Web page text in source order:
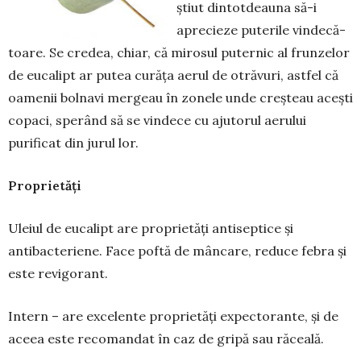
știut din­tot­deauna să-i
aprecieze puterile vin­decă­
toare. Se cre­dea, chiar, că mirosul pu­ternic al frun­zelor
de eucalipt ar putea curăța aerul de otră­vuri, astfel că
oame­nii bolnavi mer­geau în zonele unde creș­teau acești
copaci, spe­rând să se vin­dece cu ajutorul ae­rului
purificat din jurul lor.
Proprietăți
Uleiul de eucalipt are proprietăți antiseptice și
antibacteriene. Face pof­tă de mâncare, reduce febra și
este revigorant.
Intern – are excelente proprietăți expectorante, și de
aceea este re­co­mandat în caz de gripă sau răceală.